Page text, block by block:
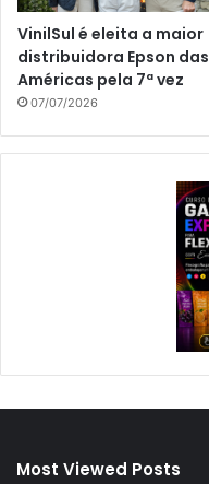
VinilSul é eleita a maior
distribuidora Epson das
Américas pela 7ª vez
07/07/2026
Most Viewed Posts